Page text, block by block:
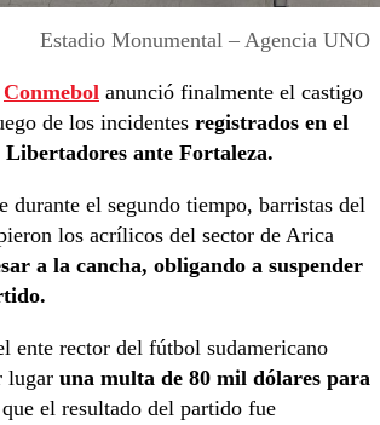
Estadio Monumental – Agencia UNO
Conmebol anunció finalmente el castigo
de los incidentes registrados en el
ante Fortaleza.
durante el segundo tiempo, barristas del
los acrílicos del sector de Arica
a la cancha, obligando a suspender
ente rector del fútbol sudamericano
lugar una multa de 80 mil dólares para
el resultado del partido fue